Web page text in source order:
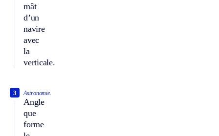
mât
d’un
navire
avec
la
verticale.
Astronomie.
Angle
que
forme
3